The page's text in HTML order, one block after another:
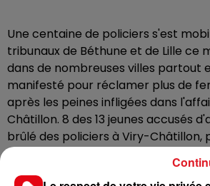
Une centaine de policiers s'est
tribunaux de Béthune et de Lille ce
dans de nombreuses villes partout
manifesté pour réclamer plus de
après les peines infligées dans
Châtillon. 8 des 13 jeunes accusés
brûlé des policiers à Viry-Châtillon,
2016 ont été acquittés. Une affaire
les nuits de violences qui émaillent